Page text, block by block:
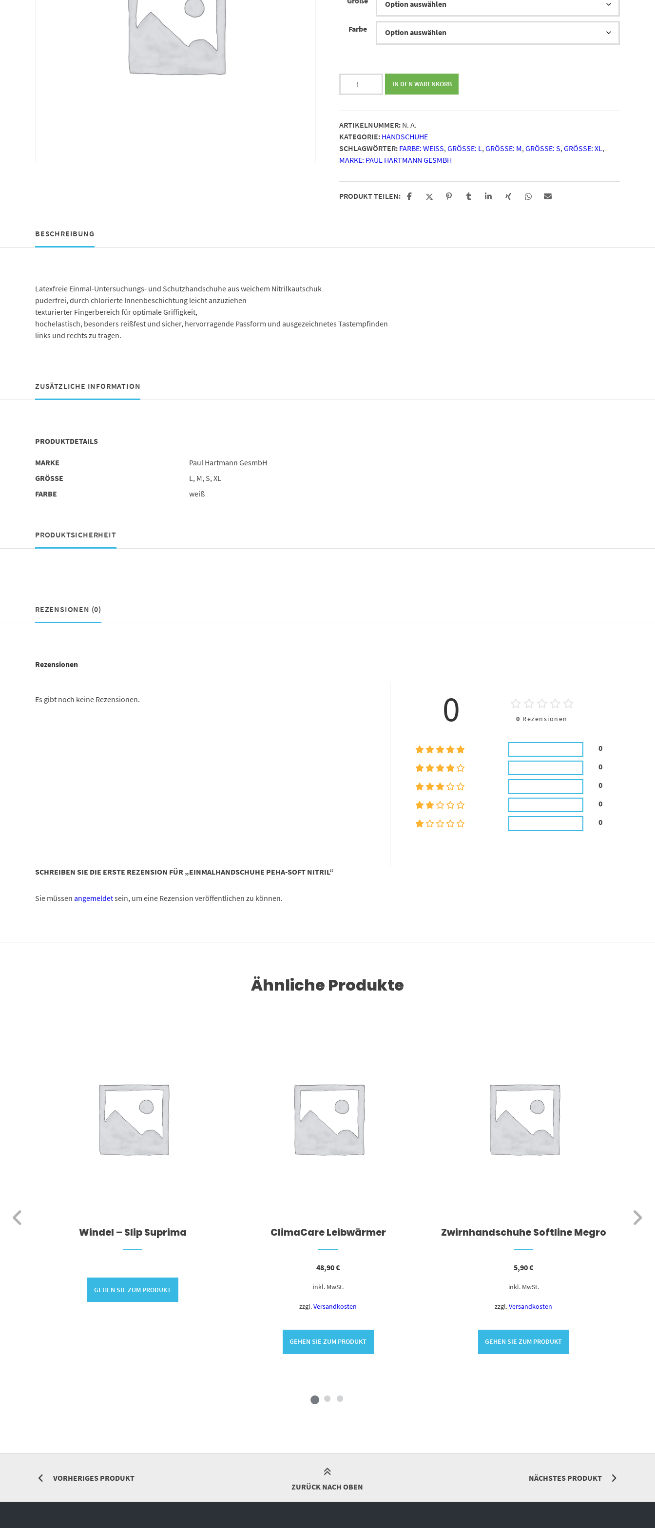
Farbe
Peha-
Nitril
Menge
IN DEN WARENKORB
ARTIKELNUMMER: N. A.
KATEGORIE: HANDSCHUHE
SCHLAGWÖRTER: FARBE: WEISS , GRÖSSE: L , GRÖSSE: M , GRÖSSE: S , GRÖSSE: XL ,
MARKE: PAUL HARTMANN GESMBH
PRODUKT TEILEN:
BESCHREIBUNG
Latexfreie Einmal-Untersuchungs- und Schutzhandschuhe aus weichem Nitrilkautschuk
puderfrei, durch chlorierte Innenbeschichtung leicht anzuziehen
texturierter Fingerbereich für optimale Griffigkeit,
hochelastisch, besonders reißfest und sicher, hervorragende Passform und ausgezeichnetes Tastempfinden
links und rechts zu tragen.
ZUSÄTZLICHE INFORMATION
PRODUKTDETAILS
MARKE
Paul Hartmann GesmbH
GRÖSSE
L, M, S, XL
FARBE
weiß
PRODUKTSICHERHEIT
REZENSIONEN (0)
Rezensionen
Es gibt noch keine Rezensionen. 0 0 Rezensionen
0
0
0
0
0
SCHREIBEN SIE DIE ERSTE REZENSION FÜR „EINMALHANDSCHUHE PEHA-SOFT NITRIL“
Sie müssen angemeldetsein, um eine Rezension veröffentlichen zu können.
Ähnliche Produkte
Windel – Slip Suprima
GEHEN SIE ZUM PRODUKT
ClimaCare Leibwärmer
48,90€
inkl. MwSt.
zzgl.Versandkosten
GEHEN SIE ZUM PRODUKT
Zwirnhandschuhe Softline Megro
5,90€
inkl. MwSt.
zzgl.Versandkosten
GEHEN SIE ZUM PRODUKT
VORHERIGES PRODUKT
NÄCHSTES PRODUKT
ZURÜCK NACH OBEN